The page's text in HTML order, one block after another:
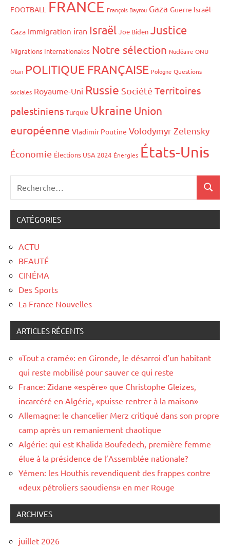
FOOTBALL FRANCE François Bayrou Gaza Guerre Israël-
Gaza Immigration iran Israël Joe Biden Justice
Migrations Internationales Notre sélection Nucléaire ONU
Otan POLITIQUE FRANÇAISE Pologne Questions
sociales Royaume-Uni Russie Société Territoires
palestiniens Turquie Ukraine Union
européenne Vladimir Poutine Volodymyr Zelensky
Économie Élections USA 2024 Énergies États-Unis
CATÉGORIES
ACTU
BEAUTÉ
CINÉMA
Des Sports
La France Nouvelles
ARTICLES RÉCENTS
«Tout a cramé»: en Gironde, le désarroi d’un habitant
qui reste mobilisé pour sauver ce qui reste
France: Zidane «espère» que Christophe Gleizes,
incarcéré en Algérie, «puisse rentrer à la maison»
Allemagne: le chancelier Merz critiqué dans son propre
camp après un remaniement chaotique
Algérie: qui est Khalida Boufedech, première femme
élue à la présidence de l’Assemblée nationale?
Yémen: les Houthis revendiquent des frappes contre
«deux pétroliers saoudiens» en mer Rouge
ARCHIVES
juillet 2026